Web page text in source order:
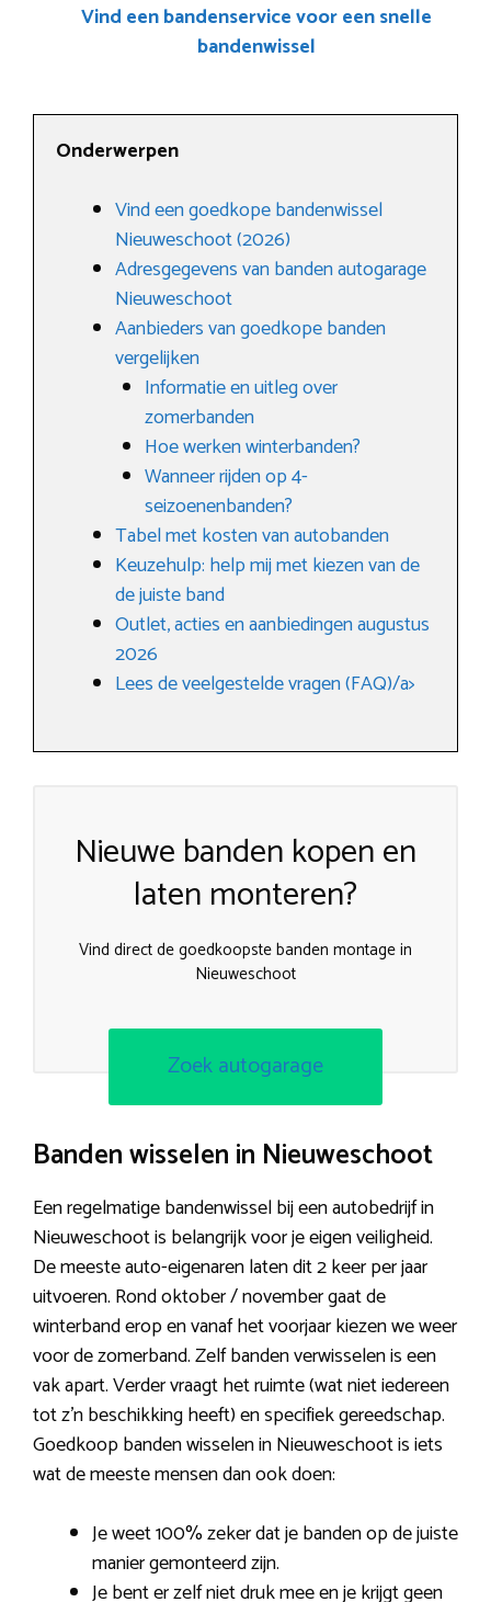
Vind een bandenservice voor een snelle
bandenwissel
Onderwerpen
Vind een goedkope bandenwissel
Nieuweschoot (2026)
Adresgegevens van banden autogarage
Nieuweschoot
Aanbieders van goedkope banden
vergelijken
Informatie en uitleg over
zomerbanden
Hoe werken winterbanden?
Wanneer rijden op 4-
seizoenenbanden?
Tabel met kosten van autobanden
Keuzehulp: help mij met kiezen van de
de juiste band
Outlet, acties en aanbiedingen augustus
2026
Lees de veelgestelde vragen (FAQ)/a>
Nieuwe banden kopen en
laten monteren?
Vind direct de goedkoopste banden montage in
Nieuweschoot
Zoek autogarage
Banden wisselen in Nieuweschoot
Een regelmatige bandenwissel bij een autobedrijf in
Nieuweschoot is belangrijk voor je eigen veiligheid.
De meeste auto-eigenaren laten dit 2 keer per jaar
uitvoeren. Rond oktober / november gaat de
winterband erop en vanaf het voorjaar kiezen we weer
voor de zomerband. Zelf banden verwisselen is een
vak apart. Verder vraagt het ruimte (wat niet iedereen
tot z’n beschikking heeft) en specifiek gereedschap.
Goedkoop banden wisselen in Nieuweschoot is iets
wat de meeste mensen dan ook doen:
Je weet 100% zeker dat je banden op de juiste
manier gemonteerd zijn.
Je bent er zelf niet druk mee en je krijgt geen